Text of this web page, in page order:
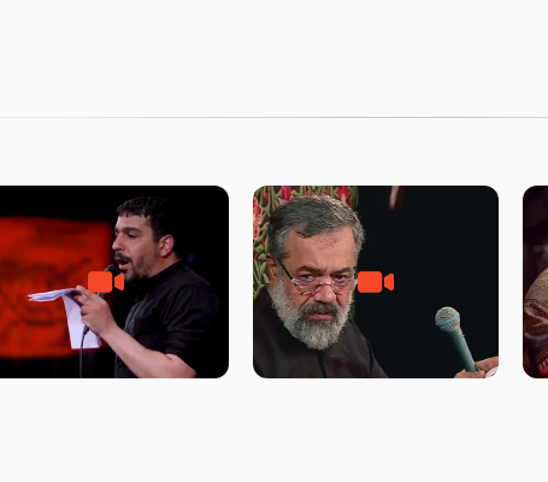
مادر منم مثل تو خمیدم – حاج
محمود کریمی – شهادت حضرت
تک ، عبّاس، صاحب دل‌هاست –
حاج حنیف طاهری – عزاداری شب